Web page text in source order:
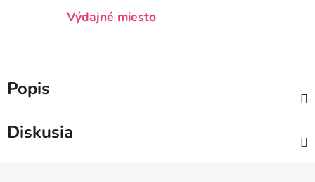
Výdajné miesto
Popis
Diskusia